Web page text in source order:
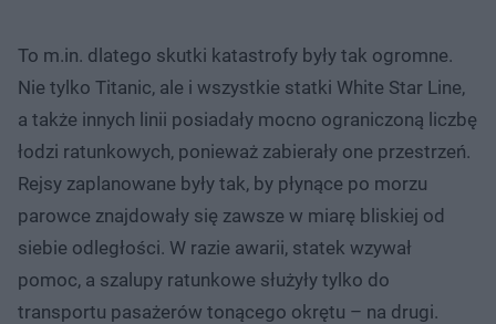
To m.in. dlatego skutki katastrofy były tak ogromne.
Nie tylko Titanic, ale i wszystkie statki White Star Line,
a także innych linii posiadały mocno ograniczoną liczbę
łodzi ratunkowych, ponieważ zabierały one przestrzeń.
Rejsy zaplanowane były tak, by płynące po morzu
parowce znajdowały się zawsze w miarę bliskiej od
siebie odległości. W razie awarii, statek wzywał
pomoc, a szalupy ratunkowe służyły tylko do
transportu pasażerów tonącego okrętu – na drugi.